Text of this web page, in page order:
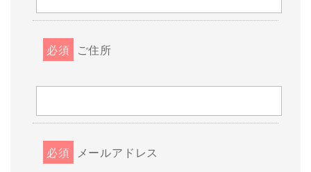
必須 ご住所
必須 メールアドレス